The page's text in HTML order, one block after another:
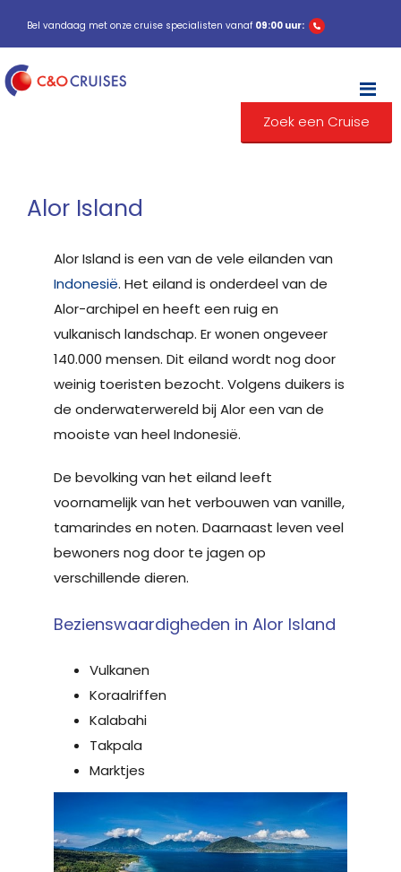
Bel vandaag met onze cruise specialisten vanaf 09:00 uur:
Zoek een Cruise
Alor Island
Alor Island is een van de vele eilanden van
Indonesië. Het eiland is onderdeel van de
Alor-archipel en heeft een ruig en
vulkanisch landschap. Er wonen ongeveer
140.000 mensen. Dit eiland wordt nog door
weinig toeristen bezocht. Volgens duikers is
de onderwaterwereld bij Alor een van de
mooiste van heel Indonesië.
De bevolking van het eiland leeft
voornamelijk van het verbouwen van vanille,
tamarindes en noten. Daarnaast leven veel
bewoners nog door te jagen op
verschillende dieren.
Bezienswaardigheden in Alor Island
Vulkanen
Koraalriffen
Kalabahi
Takpala
Marktjes